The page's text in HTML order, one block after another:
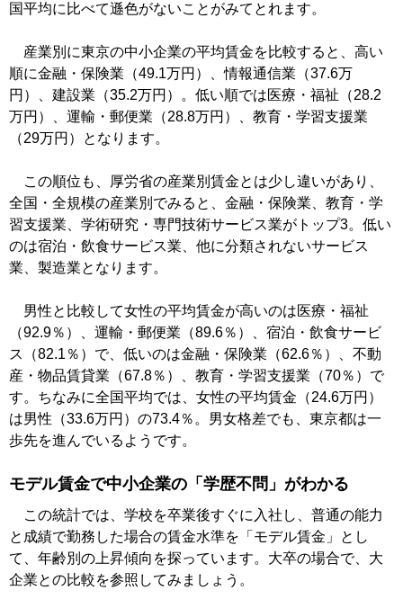
国平均に比べて遜色がないことがみてとれます。
産業別に東京の中小企業の平均賃金を比較すると、高い
順に金融・保険業（49.1万円）、情報通信業（37.6万
円）、建設業（35.2万円）。低い順では医療・福祉（28.2
万円）、運輸・郵便業（28.8万円）、教育・学習支援業
（29万円）となります。
この順位も、厚労省の産業別賃金とは少し違いがあり、
全国・全規模の産業別でみると、金融・保険業、教育・学
習支援業、学術研究・専門技術サービス業がトップ3。低い
のは宿泊・飲食サービス業、他に分類されないサービス
業、製造業となります。
男性と比較して女性の平均賃金が高いのは医療・福祉
（92.9％）、運輸・郵便業（89.6％）、宿泊・飲食サービ
ス（82.1％）で、低いのは金融・保険業（62.6％）、不動
産・物品賃貸業（67.8％）、教育・学習支援業（70％）で
す。ちなみに全国平均では、女性の平均賃金（24.6万円）
は男性（33.6万円）の73.4％。男女格差でも、東京都は一
歩先を進んでいるようです。
モデル賃金で中小企業の「学歴不問」がわかる
この統計では、学校を卒業後すぐに入社し、普通の能力
と成績で勤務した場合の賃金水準を「モデル賃金」とし
て、年齢別の上昇傾向を探っています。大卒の場合で、大
企業との比較を参照してみましょう。